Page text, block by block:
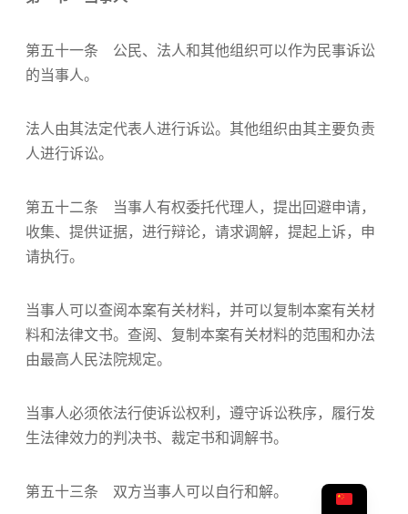
第五十一条 公民、法人和其他组织可以作为民事诉讼
的当事人。
法人由其法定代表人进行诉讼。其他组织由其主要负责
人进行诉讼。
第五十二条 当事人有权委托代理人，提出回避申请，
收集、提供证据，进行辩论，请求调解，提起上诉，申
请执行。
当事人可以查阅本案有关材料，并可以复制本案有关材
料和法律文书。查阅、复制本案有关材料的范围和办法
由最高人民法院规定。
当事人必须依法行使诉讼权利，遵守诉讼秩序，履行发
生法律效力的判决书、裁定书和调解书。
第五十三条 双方当事人可以自行和解。